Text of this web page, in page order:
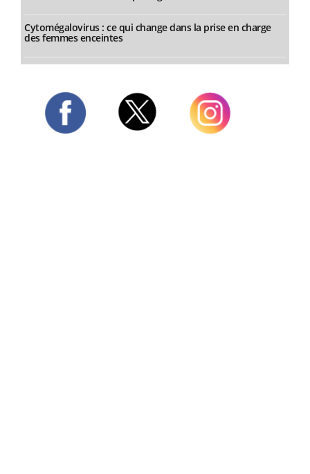
Cytomégalovirus : ce qui change dans la prise en charge
des femmes enceintes